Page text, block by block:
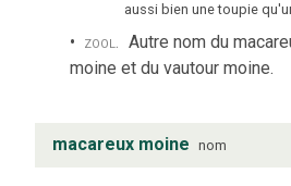
aussi bien une toupie
zool. Autre nom du
moine et du vautour moine.
macareux moine nom